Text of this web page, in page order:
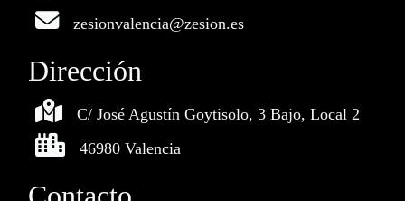
zesionvalencia@zesion.es
Dirección
C/ José Agustín Goytisolo, 3 Bajo, Local 2
46980 Valencia